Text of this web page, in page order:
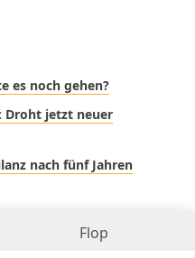
es noch gehen?
Droht jetzt neuer
nach fünf Jahren
Flop